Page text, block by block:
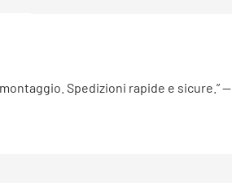
Spedizioni rapide e sicure.” —